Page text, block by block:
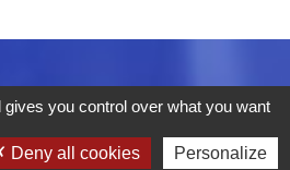
you control over what you want
Deny all cookies Personalize